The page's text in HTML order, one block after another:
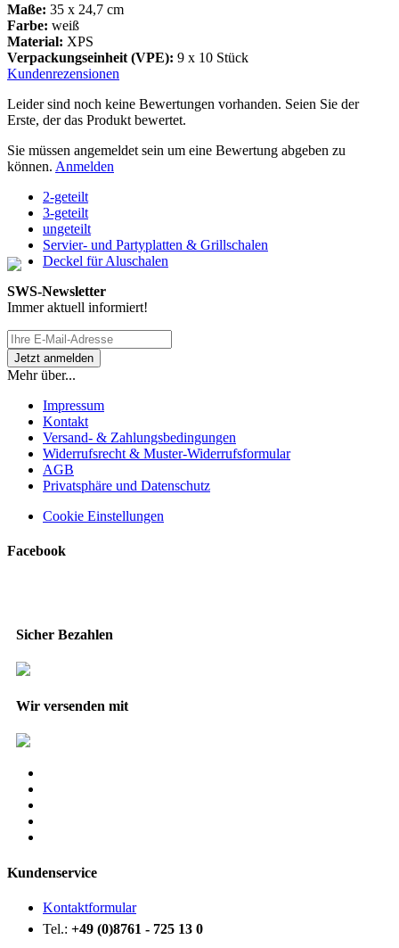
Maße: 35 x 24,7 cm
Farbe: weiß
Material: XPS
Verpackungseinheit (VPE): 9 x 10 Stück
Kundenrezensionen
Leider sind noch keine Bewertungen vorhanden. Seien Sie der
Erste, der das Produkt bewertet.
Sie müssen angemeldet sein um eine Bewertung abgeben zu
können. Anmelden
2-geteilt
3-geteilt
ungeteilt
Servier- und Partyplatten & Grillschalen
Deckel für Aluschalen
SWS-Newsletter
Immer aktuell informiert!
Mehr über...
Impressum
Kontakt
Versand- & Zahlungsbedingungen
Widerrufsrecht & Muster-Widerrufsformular
AGB
Privatsphäre und Datenschutz
Cookie Einstellungen
Facebook
Sicher Bezahlen
Wir versenden mit
Kundenservice
Kontaktformular
Tel.: +49 (0)8761 - 725 13 0